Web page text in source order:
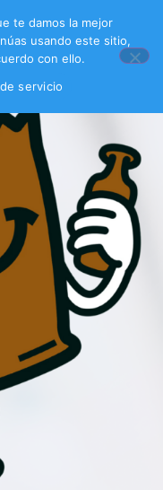
te damos la mejor
usando este sitio,
con ello.
servicio